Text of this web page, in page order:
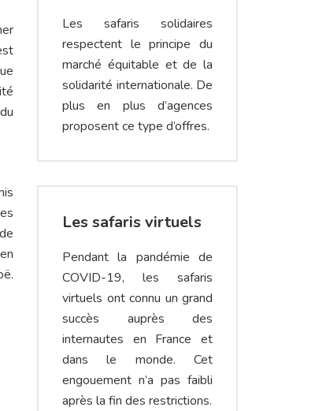
Les safaris solidaires
respectent le principe du
marché équitable et de la
solidarité internationale. De
plus en plus d’agences
proposent ce type d’offres.
Les safaris virtuels
Pendant la pandémie de
COVID-19, les safaris
virtuels ont connu un grand
succès auprès des
internautes en France et
dans le monde. Cet
engouement n’a pas faibli
après la fin des restrictions.